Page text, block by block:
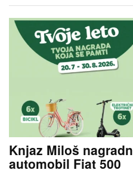
Knjaz Miloš
automobil Fiat 500